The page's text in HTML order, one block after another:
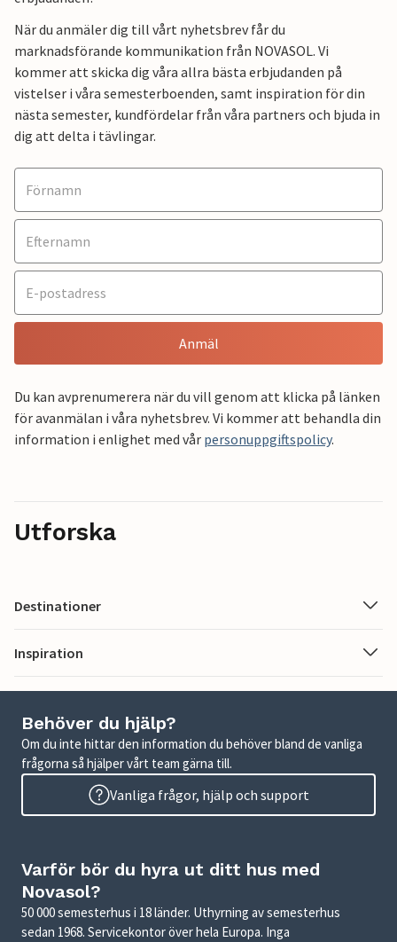
När du anmäler dig till vårt nyhetsbrev får du
marknadsförande kommunikation från NOVASOL. Vi
kommer att skicka dig våra allra bästa erbjudanden på
vistelser i våra semesterboenden, samt inspiration för din
nästa semester, kundfördelar från våra partners och bjuda in
dig att delta i tävlingar.
Anmäl
Du kan avprenumerera när du vill genom att klicka på länken
för avanmälan i våra nyhetsbrev. Vi kommer att behandla din
information i enlighet med vår personuppgiftspolicy.
Utforska
Destinationer
Inspiration
Behöver du hjälp?
Om du inte hittar den information du behöver bland de vanliga
frågorna så hjälper vårt team gärna till.
Vanliga frågor, hjälp och support
Varför bör du hyra ut ditt hus med
Novasol?
50 000 semesterhus i 18 länder. Uthyrning av semesterhus
sedan 1968. Servicekontor över hela Europa. Inga